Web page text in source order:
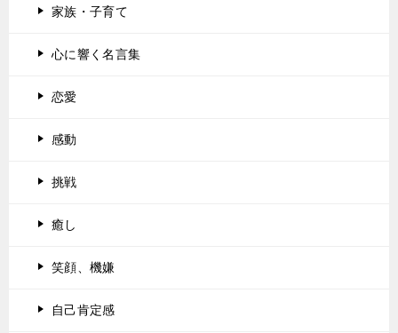
家族・子育て
心に響く名言集
恋愛
感動
挑戦
癒し
笑顔、機嫌
自己肯定感